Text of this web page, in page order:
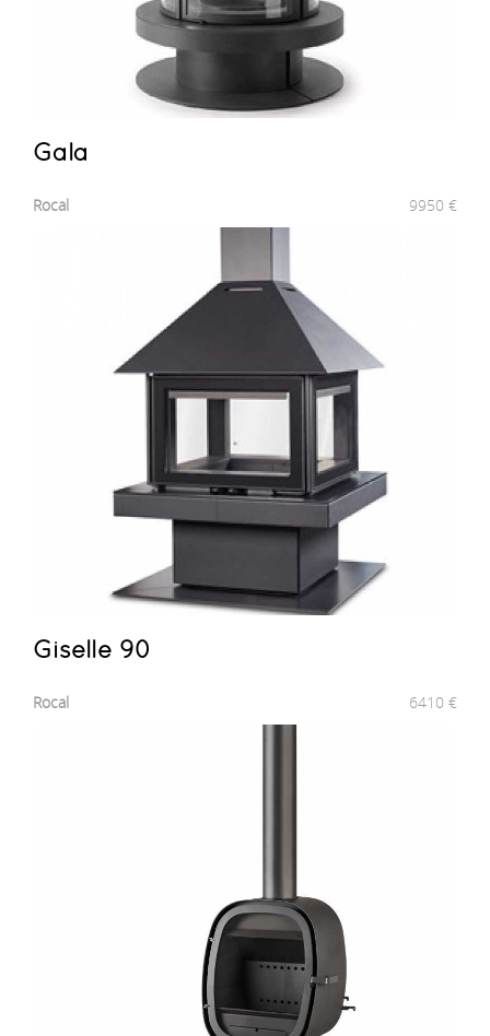
Gala
Rocal 9950 €
Giselle 90
Rocal 6410 €